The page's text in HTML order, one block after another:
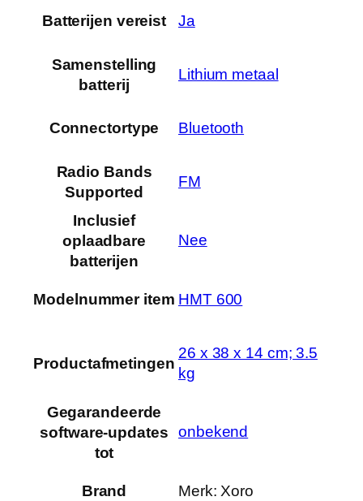
Batterijen vereist ‎Ja
Samenstelling
batterij
‎Lithium metaal
Connectortype ‎Bluetooth
Radio Bands
Supported
‎FM
Inclusief
oplaadbare
batterijen
‎Nee
Modelnummer item ‎HMT 600
Productafmetingen
‎26 x 38 x 14 cm; 3.5
kg
Gegarandeerde
software-updates
tot
‎onbekend
Brand Merk: Xoro